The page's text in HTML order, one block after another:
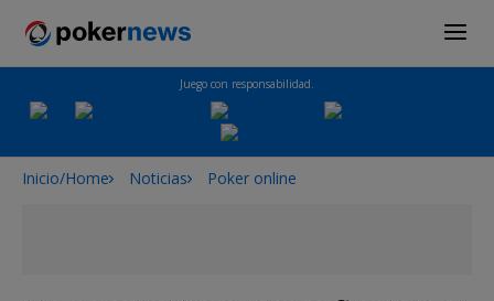
Juego con responsabilidad.
Inicio/Home Noticias Poker online